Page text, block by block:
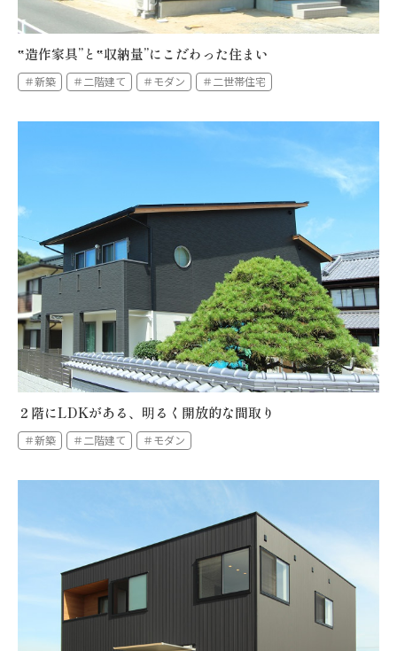
‟造作家具”と‟収納量”にこだわった住まい
＃新築 ＃二階建て ＃モダン ＃二世帯住宅
２階にLDKがある、明るく開放的な間取り
＃新築 ＃二階建て ＃モダン